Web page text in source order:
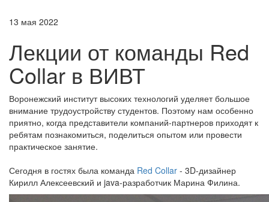
13 мая 2022
Лекции от команды Red
Collar в ВИВТ
Воронежский институт высоких технологий уделяет большое
внимание трудоустройству студентов. Поэтому нам особенно
приятно, когда представители компаний-партнеров приходят к
ребятам познакомиться, поделиться опытом или провести
практическое занятие.
Сегодня в гостях была команда Red Collar - 3D-дизайнер
Кирилл Алексеевский и java-разработчик Марина Филина.